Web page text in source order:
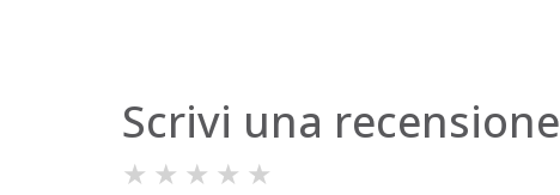
Scrivi una recensione
★ ★ ★ ★ ★